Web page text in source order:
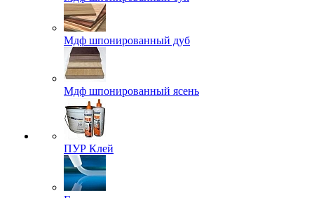
Мдф шпонированный дуб
Мдф шпонированный ясень
ПУР Клей